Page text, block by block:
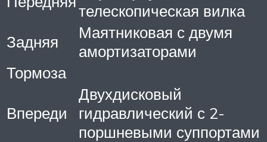
телескопическая вилка
Задняя
Маятниковая с двумя
амортизаторами
Тормоза
Впереди
Двухдисковый
гидравлический с 2-
поршневыми суппортами